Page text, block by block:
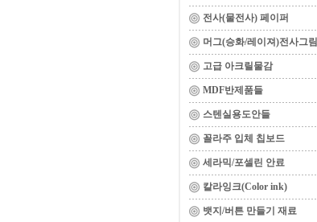
전사(물전사) 페이퍼
머그(승화/레이져)전사그림
고급 아크릴물감
MDF반제품들
스텐실용도안들
꼴라주 입체 칩보드
세라믹/포셀린 안료
칼라잉크(Color ink)
뱃지/버튼 만들기 재료